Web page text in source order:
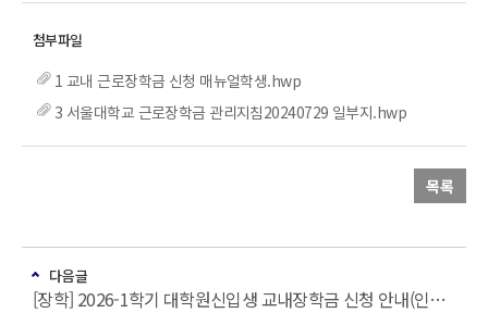
1 교내 근로장학금 신청 매뉴얼학생.hwp
3 서울대학교 근로장학금 관리지침20240729 일부지.hwp
목록
다음글
[장학] 2026-1학기 대학원신입생 교내장학금 신청 안내(인문대학)